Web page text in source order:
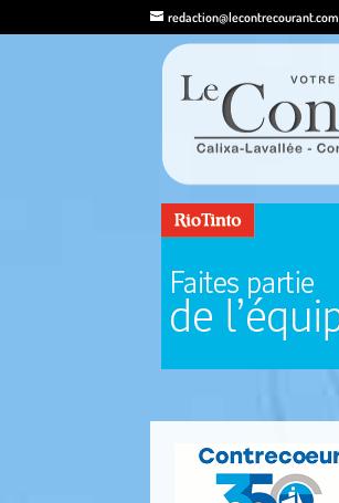
redaction@lecontrecourant.com